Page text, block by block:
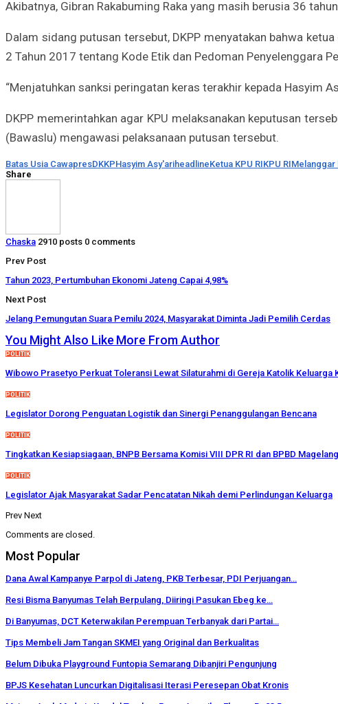
Akibatnya, Gibran Rakabuming Raka yang masih berusia 36
Dalam sidang putusan tersebut, DKPP menyatakan bahwa
2 Tahun 2017 tentang Kode Etik dan Pedoman Penyelenggara
“Menjatuhkan sanksi peringatan keras terakhir kepada Hasyim
DKPP memerintahkan agar KPU melaksanakan keputusan
(Bawaslu) mengawasi pelaksanaan putusan tersebut.
Batas Usia CawapresDKKPHasyim Asy'ariheadlineKetua KPU RIKPU RIMelanggar
Share
Chaska 2910 posts 0 comments
Prev Post
Tahun 2023, Pertumbuhan Ekonomi Jateng Capai 4,98%
Next Post
Jelang Pemungutan Suara Pemilu 2024, Masyarakat Diminta Jadi Pemilih Cerdas
You Might Also Like More From Author
POLITIK
Wibowo Prasetyo Perkuat Toleransi Lewat Silaturahmi di Gereja Katolik Keluarga
POLITIK
Legislator Dorong Penguatan Logistik dan Sinergi Penanggulangan Bencana
POLITIK
Tingkatkan Kesiapsiagaan, BNPB Bersama Komisi VIII DPR RI dan BPBD
POLITIK
Legislator Ajak Masyarakat Sadar Pencatatan Nikah demi Perlindungan Keluarga
Prev Next
Comments are closed.
Most Popular
Dana Awal Kampanye Parpol di Jateng, PKB Terbesar, PDI Perjuangan…
Resi Bisma Banyumas Telah Berpulang, Diiringi Pasukan Ebeg ke…
Di Banyumas, DCT Keterwakilan Perempuan Terbanyak dari Partai…
Tips Membeli Jam Tangan SKMEI yang Original dan Berkualitas
Belum Dibuka Playground Funtopia Semarang Dibanjiri Pengunjung
BPJS Kesehatan Luncurkan Digitalisasi Iterasi Peresepan Obat Kronis